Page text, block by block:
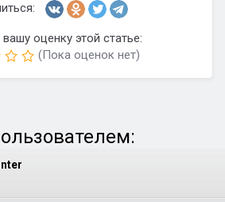
оценку этой статье:
(Пока оценок нет)